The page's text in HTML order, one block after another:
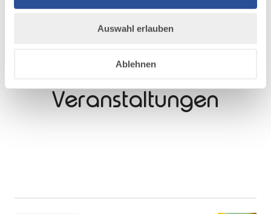
Auswahl erlauben
Ablehnen
DAZU PASSEND
Ähnliche
Veranstaltungen